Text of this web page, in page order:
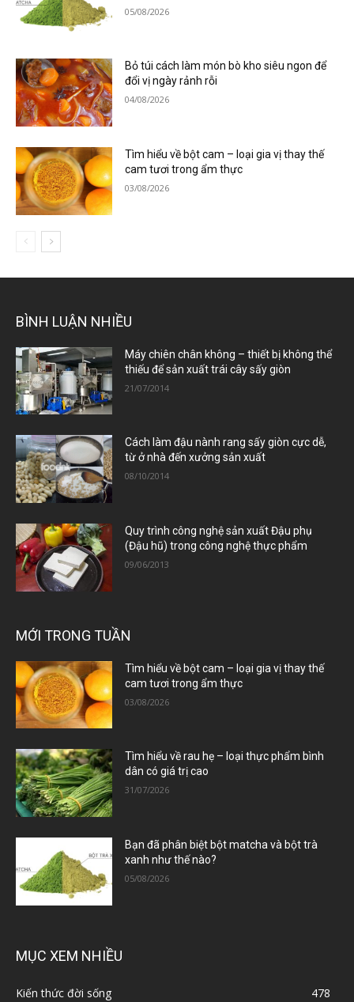
05/08/2026
Bỏ túi cách làm món bò kho siêu ngon để
đổi vị ngày rảnh rỗi
04/08/2026
Tìm hiểu về bột cam – loại gia vị thay thế
cam tươi trong ẩm thực
03/08/2026
BÌNH LUẬN NHIỀU
Máy chiên chân không – thiết bị không thể
thiếu để sản xuất trái cây sấy giòn
21/07/2014
Cách làm đậu nành rang sấy giòn cực dễ,
từ ở nhà đến xưởng sản xuất
08/10/2014
Quy trình công nghệ sản xuất Đậu phụ
(Đậu hũ) trong công nghệ thực phẩm
09/06/2013
MỚI TRONG TUẦN
Tìm hiểu về bột cam – loại gia vị thay thế
cam tươi trong ẩm thực
03/08/2026
Tìm hiểu về rau hẹ – loại thực phẩm bình
dân có giá trị cao
31/07/2026
Bạn đã phân biệt bột matcha và bột trà
xanh như thế nào?
05/08/2026
MỤC XEM NHIỀU
Kiến thức đời sống
478